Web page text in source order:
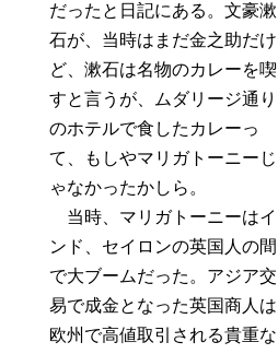
だったと日記にある。文豪漱
石が、当時はまだ金之助だけ
ど、漱石は名物のカレーを喫
すと言うが、ムダリージ通り
のホテルで食したカレーっ
て、もしやマリガトーニーじ
ゃなかったかしら。
当時、マリガトーニーはイ
ンド、セイロンの英国人の間
で大ブームだった。アジア交
易で成金となった英国商人は
欧州で高値取引される貴重な